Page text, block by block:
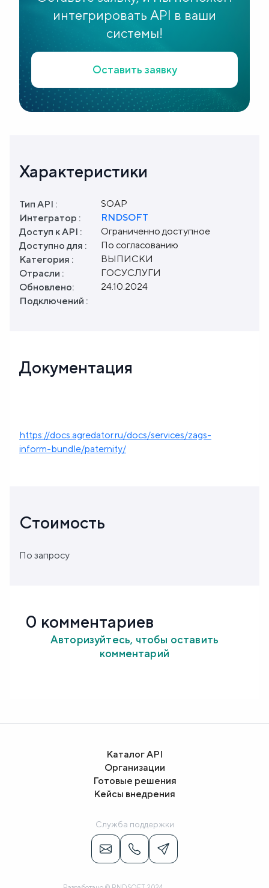
интегрировать API в ваши
системы!
Оставить заявку
Характеристики
Тип API :
SOAP
Интегратор :
RNDSOFT
Доступ к API :
Ограниченно доступное
Доступно для :
По согласованию
Категория :
ВЫПИСКИ
Отрасли :
ГОСУСЛУГИ
Обновлено:
24.10.2024
Подключений :
Документация
https://docs.agredator.ru/docs/services/zags-
inform-bundle/paternity/
Стоимость
По запросу
0 комментариев
Авторизуйтесь, чтобы оставить
комментарий
Каталог API
Организации
Готовые решения
Кейсы внедрения
Служба поддержки